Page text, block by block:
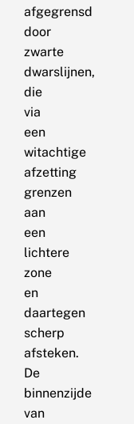
afgegrensd
door
zwarte
dwarslijnen,
die
via
een
witachtige
afzetting
grenzen
aan
een
lichtere
zone
en
daartegen
scherp
afsteken.
De
binnenzijde
van